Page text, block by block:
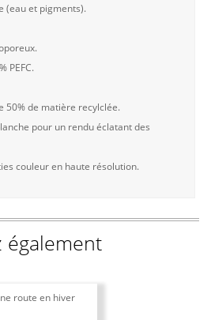
(eau et pigments).
PEFC.
50% de matière recylclée.
pour un rendu éclatant des
couleur en haute résolution.
également
route en hiver